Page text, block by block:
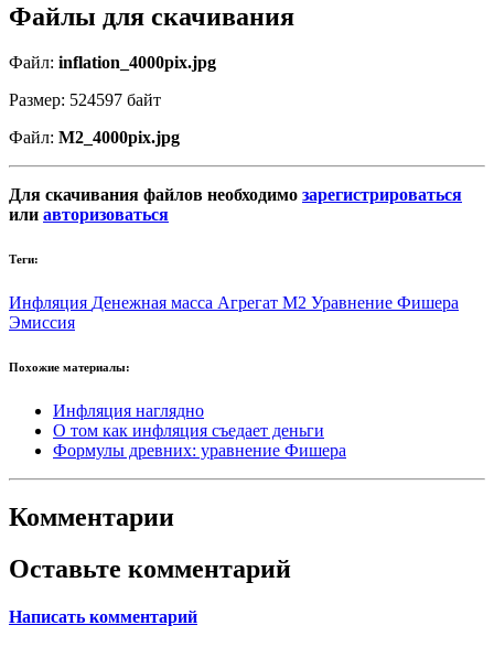
Файлы для скачивания
Файл: inflation_4000pix.jpg
Размер: 524597 байт
Файл: M2_4000pix.jpg
Для скачивания файлов необходимо зарегистрироваться
или авторизоваться
Теги:
Инфляция Денежная масса Агрегат М2 Уравнение Фишера
Эмиссия
Похожие материалы:
Инфляция наглядно
О том как инфляция съедает деньги
Формулы древних: уравнение Фишера
Комментарии
Оставьте комментарий
Написать комментарий